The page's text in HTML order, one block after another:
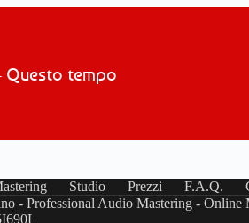
Questo tempo
Studio Prezzi F.A.Q.
- Professional Audio Mastering - Online